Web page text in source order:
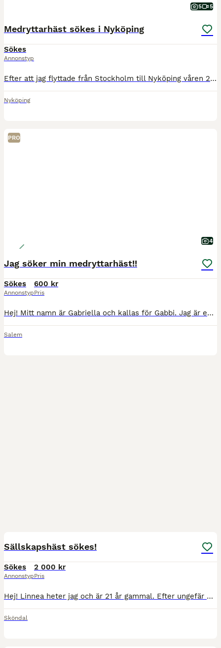
5 5
Medryttarhäst sökes i Nyköping
Sökes
Annonstyp
Efter att jag flyttade från Stockholm till Nyköping våren 2025 så fick jag lägga ridningen åt sidan. Nu har vardagsrutinerna satt sig, och därför letar jag efter en ny medryttarhäst i närheten av Nyk
Nyköping
PRO
4
Jag söker min medryttarhäst!!
Sökes
Annonstyp
600 kr
Pris
Hej! Mitt namn är Gabriella och kallas för Gabbi. Jag är en arton årig tjej som pluggar på gymnasiet. 🤗 Hästar har alltid stått mig nära hjärtat men de är inte förns ungefär ett halv år sen jag bör
Salem
Sällskapshäst sökes!
Sökes
Annonstyp
2 000 kr
Pris
Hej! Linnea heter jag och är 21 år gammal. Efter ungefär 2 års uppehåll från ridning och hästar har jag börjat längta tillbaka. Jag söker därför en snäll och lugn häst som jag kan få umgås med någon
Sköndal